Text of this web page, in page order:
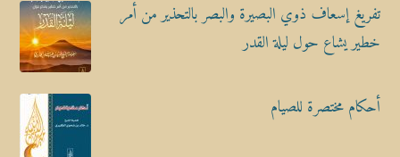
تفريغ إسعاف ذوي البصيرة والبصر بالتحذير من أمر
خطير يشاع حول ليلة القدر
أحكام مختصرة للصيام